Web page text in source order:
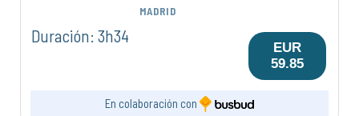
MADRID
Duración: 3h34
EUR
59.85
En colaboración con